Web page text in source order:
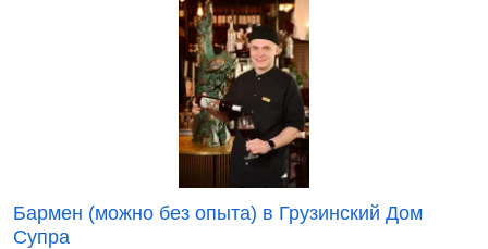
Бармен (можно без опыта) в Грузинский Дом
Супра